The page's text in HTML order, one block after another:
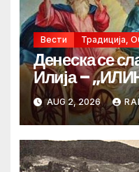
Вести Традиција,
Денеска се
Илија –
AUG 2, 2026